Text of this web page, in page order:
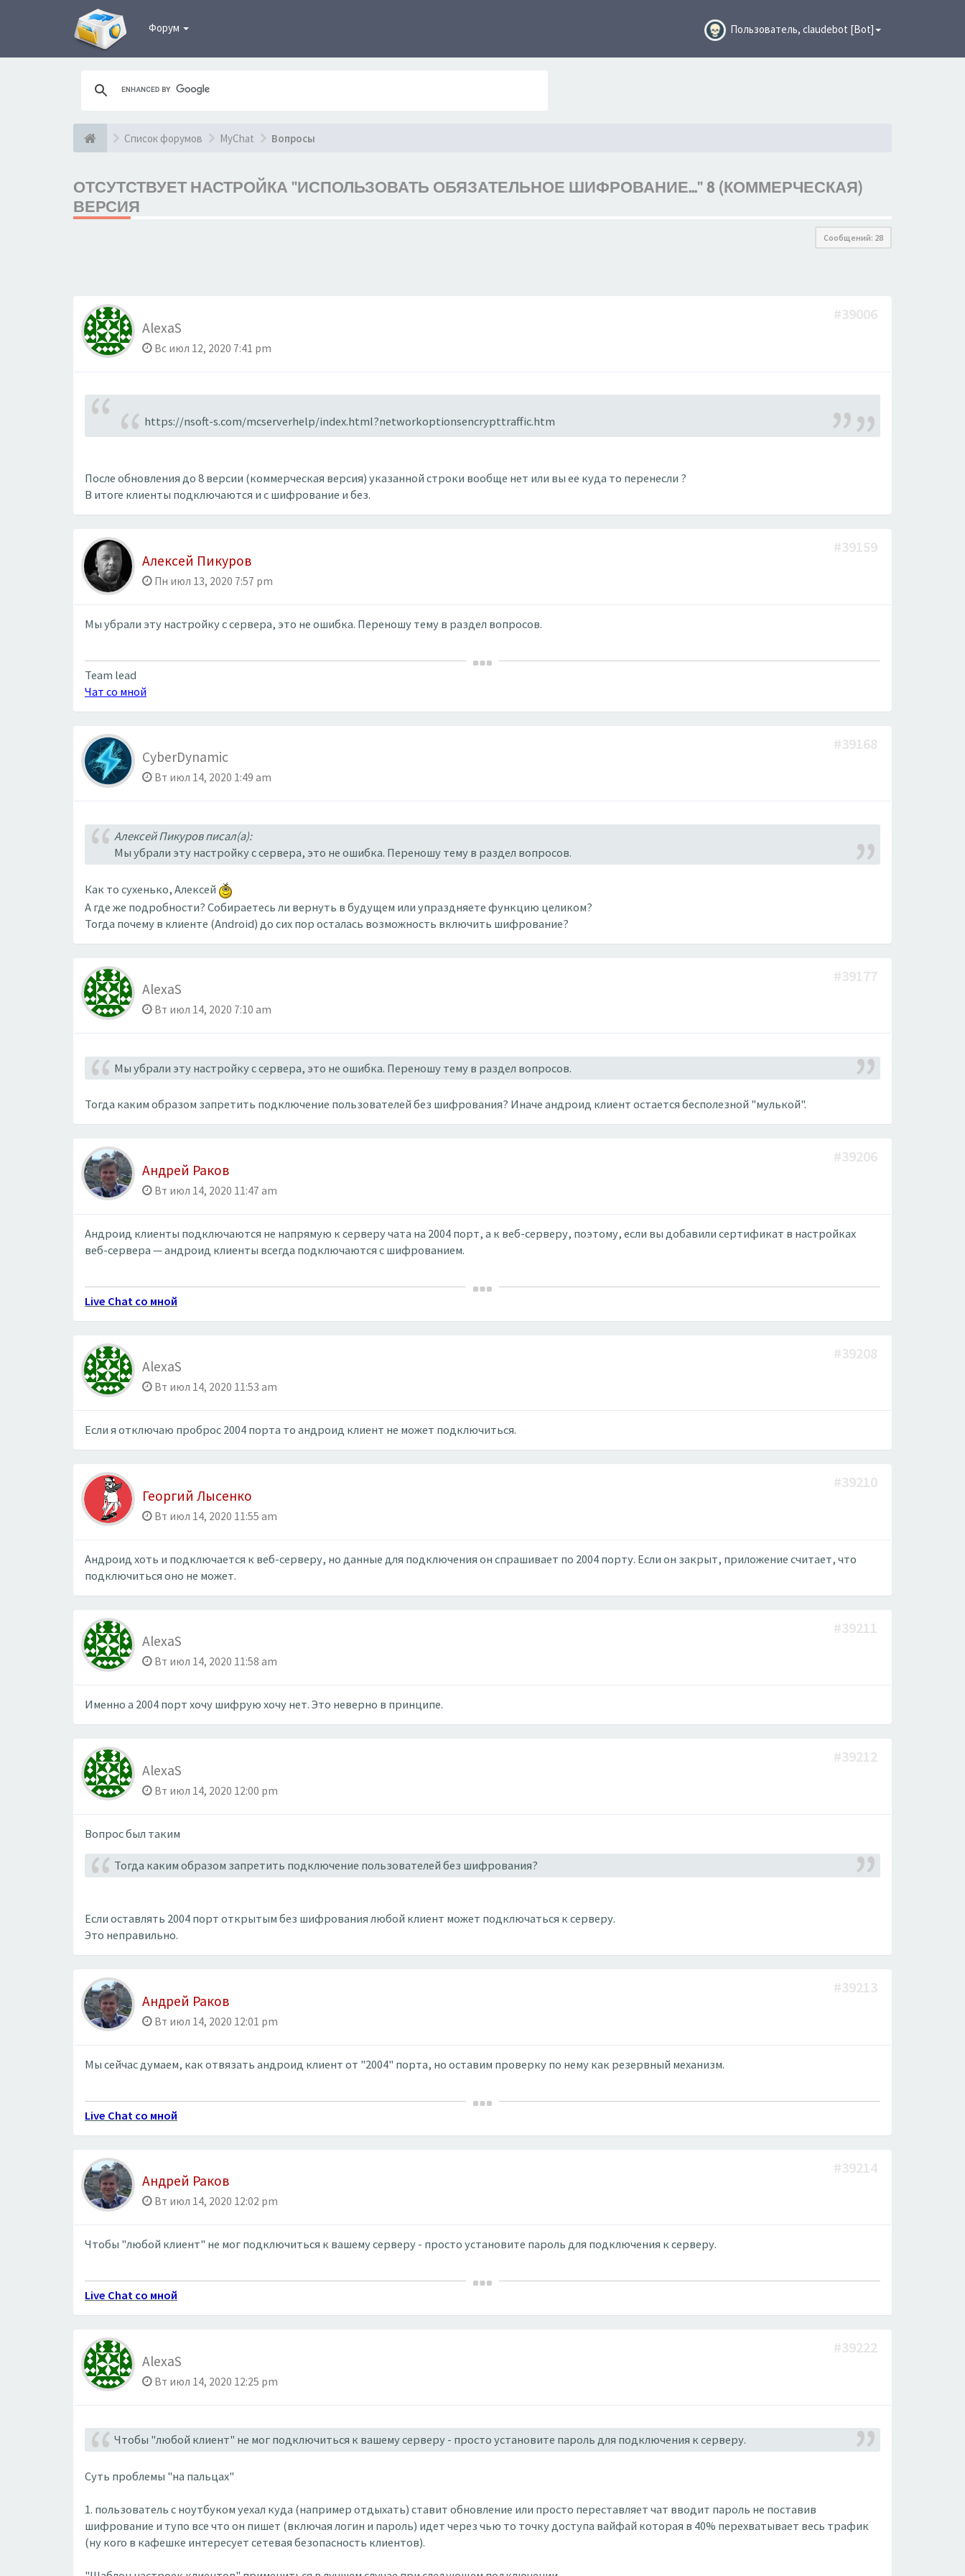
Форум Пользователь, claudebot [Bot]
Список форумов MyChat Вопросы
ОТСУТСТВУЕТ НАСТРОЙКА "ИСПОЛЬЗОВАТЬ ОБЯЗАТЕЛЬНОЕ ШИФРОВАНИЕ..." 8 (КОММЕРЧЕСКАЯ)
ВЕРСИЯ
Сообщений: 28
AlexaS
Вс июл 12, 2020 7:41 pm
#39006
https://nsoft-s.com/mcserverhelp/index.html?networkoptionsencrypttraffic.htm
После обновления до 8 версии (коммерческая версия) указанной строки вообще нет или вы ее куда то перенесли ?
В итоге клиенты подключаются и с шифрование и без.
Алексей Пикуров
Пн июл 13, 2020 7:57 pm
#39159
Мы убрали эту настройку с сервера, это не ошибка. Переношу тему в раздел вопросов.
Team lead
Чат со мной
CyberDynamic
Вт июл 14, 2020 1:49 am
#39168
Алексей Пикуров писал(а):
Мы убрали эту настройку с сервера, это не ошибка. Переношу тему в раздел вопросов.
Как то сухенько, Алексей
А где же подробности? Собираетесь ли вернуть в будущем или упраздняете функцию целиком?
Тогда почему в клиенте (Android) до сих пор осталась возможность включить шифрование?
AlexaS
Вт июл 14, 2020 7:10 am
#39177
Мы убрали эту настройку с сервера, это не ошибка. Переношу тему в раздел вопросов.
Тогда каким образом запретить подключение пользователей без шифрования? Иначе андроид клиент остается бесполезной "мулькой".
Андрей Раков
Вт июл 14, 2020 11:47 am
#39206
Андроид клиенты подключаются не напрямую к серверу чата на 2004 порт, а к веб-серверу, поэтому, если вы добавили сертификат в настройках
веб-сервера — андроид клиенты всегда подключаются с шифрованием.
Live Chat со мной
AlexaS
Вт июл 14, 2020 11:53 am
#39208
Если я отключаю проброс 2004 порта то андроид клиент не может подключиться.
Георгий Лысенко
Вт июл 14, 2020 11:55 am
#39210
Андроид хоть и подключается к веб-серверу, но данные для подключения он спрашивает по 2004 порту. Если он закрыт, приложение считает, что
подключиться оно не может.
AlexaS
Вт июл 14, 2020 11:58 am
#39211
Именно а 2004 порт хочу шифрую хочу нет. Это неверно в принципе.
AlexaS
Вт июл 14, 2020 12:00 pm
#39212
Вопрос был таким
Тогда каким образом запретить подключение пользователей без шифрования?
Если оставлять 2004 порт открытым без шифрования любой клиент может подключаться к серверу.
Это неправильно.
Андрей Раков
Вт июл 14, 2020 12:01 pm
#39213
Мы сейчас думаем, как отвязать андроид клиент от "2004" порта, но оставим проверку по нему как резервный механизм.
Live Chat со мной
Андрей Раков
Вт июл 14, 2020 12:02 pm
#39214
Чтобы "любой клиент" не мог подключиться к вашему серверу - просто установите пароль для подключения к серверу.
Live Chat со мной
AlexaS
Вт июл 14, 2020 12:25 pm
#39222
Чтобы "любой клиент" не мог подключиться к вашему серверу - просто установите пароль для подключения к серверу.
Суть проблемы "на пальцах"
1. пользователь с ноутбуком уехал куда (например отдыхать) ставит обновление или просто переставляет чат вводит пароль не поставив
шифрование и тупо все что он пишет (включая логин и пароль) идет через чью то точку доступа вайфай которая в 40% перехватывает весь трафик
(ну кого в кафешке интересует сетевая безопасность клиентов).